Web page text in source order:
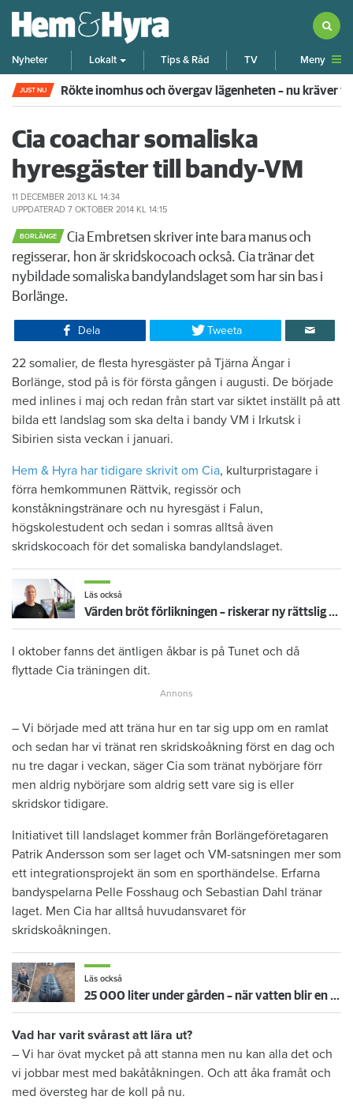
Nyheter Lokalt Tips & Råd TV Meny
JUST NU Rökte inomhus och övergav lägenheten – nu kräver
Cia coachar somaliska
hyresgäster till bandy-VM
11 DECEMBER 2013 KL 14:34
UPPDATERAD 7 OKTOBER 2014 KL 14:15
BORLÄNGE
Cia Embretsen skriver inte bara manus och
regisserar, hon är skridskocoach också. Cia tränar det
nybildade somaliska bandylandslaget som har sin bas i
Borlänge.
Dela Tweeta
22 somalier, de flesta hyresgäster på Tjärna Ängar i
Borlänge, stod på is för första gången i augusti. De började
med inlines i maj och redan från start var siktet inställt på att
bilda ett landslag som ska delta i bandy VM i Irkutsk i
Sibirien sista veckan i januari.
Hem & Hyra har tidigare skrivit om Cia, kulturpristagare i
förra hemkommunen Rättvik, regissör och
konståkningstränare och nu hyresgäst i Falun,
högskolestudent och sedan i somras alltså även
skridskocoach för det somaliska bandylandslaget.
Läs också
Värden bröt förlikningen – riskerar ny rättslig process och dubblerat vite
I oktober fanns det äntligen åkbar is på Tunet och då
flyttade Cia träningen dit.
– Vi började med att träna hur en tar sig upp om en ramlat
och sedan har vi tränat ren skridskoåkning först en dag och
nu tre dagar i veckan, säger Cia som tränat nybörjare förr
men aldrig nybörjare som aldrig sett vare sig is eller
skridskor tidigare.
Initiativet till landslaget kommer från Borlängeföretagaren
Patrik Andersson som ser laget och VM-satsningen mer som
ett integrationsprojekt än som en sporthändelse. Erfarna
bandyspelarna Pelle Fosshaug och Sebastian Dahl tränar
laget. Men Cia har alltså huvudansvaret för
skridskoåkningen.
Läs också
25 000 liter under gården – när vatten blir en bristvara
Vad har varit svårast att lära ut?
– Vi har övat mycket på att stanna men nu kan alla det och
vi jobbar mest med bakåtåkningen. Och att åka framåt och
med översteg har de koll på nu.